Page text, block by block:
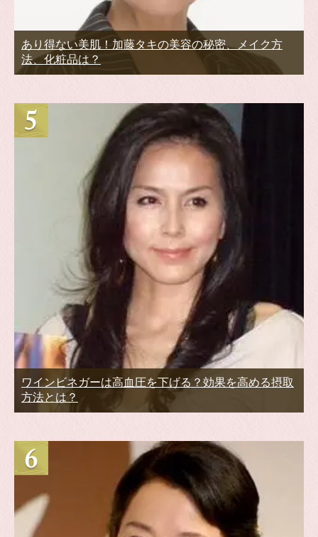
あり得ない美肌！加藤タキの美容の秘密、メイク方
法、化粧品は？
ワインビネガーは高血圧を下げる？効果を高める摂取
方法とは？